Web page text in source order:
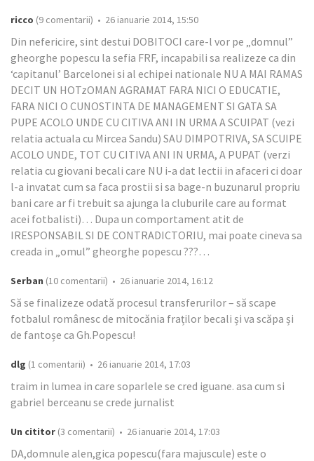
ricco (9 comentarii) • 26 ianuarie 2014, 15:50
Din nefericire, sint destui DOBITOCI care-l vor pe „domnul”
gheorghe popescu la sefia FRF, incapabili sa realizeze ca din
‘capitanul’ Barcelonei si al echipei nationale NU A MAI RAMAS
DECIT UN HOTzOMAN AGRAMAT FARA NICI O EDUCATIE,
FARA NICI O CUNOSTINTA DE MANAGEMENT SI GATA SA
PUPE ACOLO UNDE CU CITIVA ANI IN URMA A SCUIPAT (vezi
relatia actuala cu Mircea Sandu) SAU DIMPOTRIVA, SA SCUIPE
ACOLO UNDE, TOT CU CITIVA ANI IN URMA, A PUPAT (verzi
relatia cu giovani becali care NU i-a dat lectii in afaceri ci doar
l-a invatat cum sa faca prostii si sa bage-n buzunarul propriu
bani care ar fi trebuit sa ajunga la cluburile care au format
acei fotbalisti)… Dupa un comportament atit de
IRESPONSABIL SI DE CONTRADICTORIU, mai poate cineva sa
creada in „omul” gheorghe popescu ???…
Serban (10 comentarii) • 26 ianuarie 2014, 16:12
Să se finalizeze odată procesul transferurilor – să scape
fotbalul românesc de mitocănia fraților becali și va scăpa și
de fantoșe ca Gh.Popescu!
dlg (1 comentarii) • 26 ianuarie 2014, 17:03
traim in lumea in care soparlele se cred iguane. asa cum si
gabriel berceanu se crede jurnalist
Un cititor (3 comentarii) • 26 ianuarie 2014, 17:03
DA,domnule alen,gica popescu(fara majuscule) este o